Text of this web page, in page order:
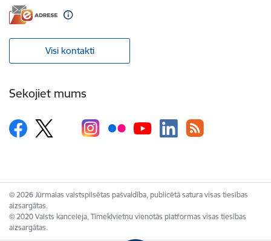
Visi kontakti
Sekojiet mums
© 2026 Jūrmalas valstspilsētas pašvaldība, publicētā satura visas tiesības
aizsargātas.
© 2020 Valsts kanceleja, Tīmekļvietņu vienotās platformas visas tiesības
aizsargātas.